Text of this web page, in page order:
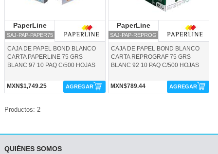
PaperLine
SAJ-PAP-PAPER75
CAJA DE PAPEL BOND BLANCO
CARTA PAPERLINE 75 GRS
BLANC 97 10 PAQ C/500 HOJAS
MXN$1,749.25 AGREGAR
PaperLine
SAJ-PAP-REPROG
CAJA DE PAPEL BOND BLANCO
CARTA REPROGRAF 75 GRS
BLANC 92 10 PAQ C/500 HOJAS
MXN$789.44 AGREGAR
Productos: 2
QUIÉNES SOMOS